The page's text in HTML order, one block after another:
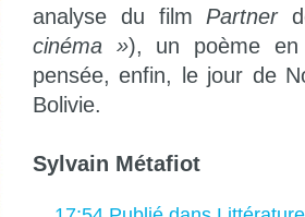
analyse du film Partner
cinéma »), un poème en
pensée, enfin, le jour de
Bolivie.
Sylvain Métafiot